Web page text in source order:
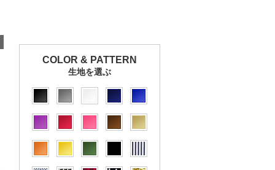
COLOR & PATTERN
生地を選ぶ